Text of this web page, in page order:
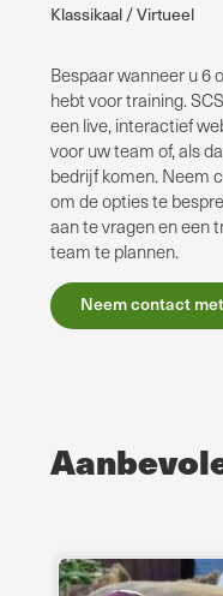
Klassikaal / Virtueel
Bespaar wanneer u 6
hebt voor training.
een live, interactief
voor uw team of, als
bedrijf komen. Neem
om de opties te
aan te vragen en een
team te plannen.
Neem contact